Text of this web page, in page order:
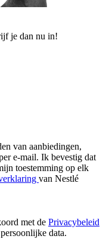
je dan nu in!
van aanbiedingen,
e-mail. Ik bevestig dat
toestemming op elk
van Nestlé
met de Privacybeleid
data.